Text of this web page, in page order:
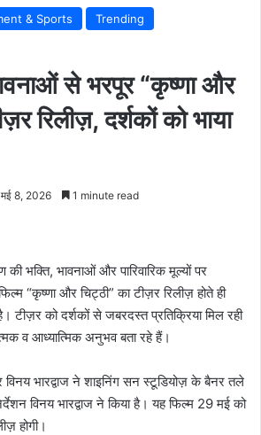
& Sports
Trending
से भरपूर “कृष्णा और
रिलीज़, दर्शकों को भाया
मई 8, 2026 1 minute read
की भक्ति, भावनाओं और पारिवारिक मूल्यों पर
फिल्म “कृष्णा और चिट्ठी” का टीज़र रिलीज़ होते ही
टीज़र को दर्शकों से जबरदस्त प्रतिक्रिया मिल रही
व आध्यात्मिक अनुभव बता रहे हैं।
भारद्वाज ने शाइनिंग सन स्टूडियोज़ के बैनर तले
विनय भारद्वाज ने किया है। यह फिल्म 29 मई को
होगी।